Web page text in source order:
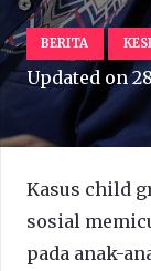
BERITA
Updated on
Kasus child
sosial
pada anak-